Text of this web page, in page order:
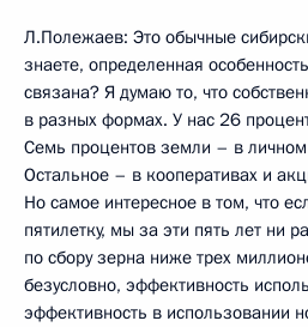
Л.Полежаев: Это обычные
знаете, определенная
связана? Я думаю то, что
в разных формах. У нас 26
Семь процентов земли – в
Остальное – в кооперативах и
Но самое интересное в том, что
пятилетку, мы за эти пять лет ни
по сбору зерна ниже трех
безусловно, эффективность
эффективность в использовании